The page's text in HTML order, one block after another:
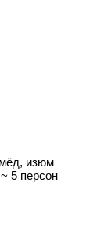
изюм
5 персон